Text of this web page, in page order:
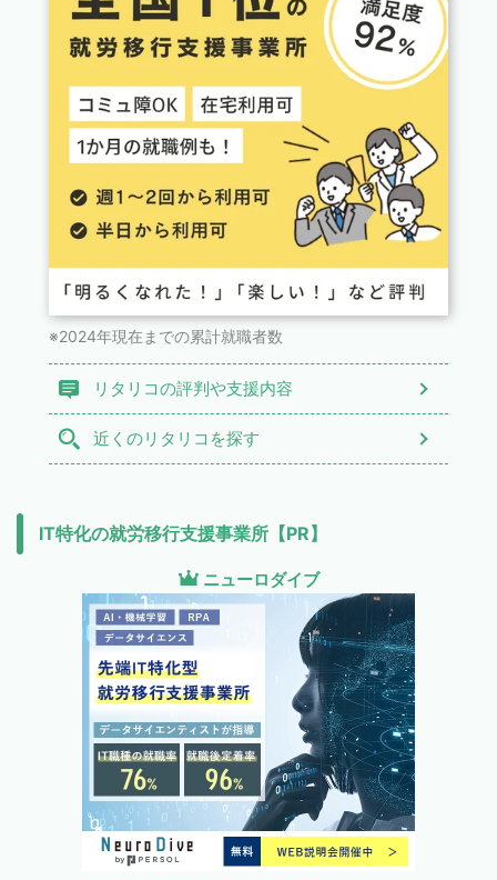
※2024年現在までの累計就職者数
リタリコの評判や支援内容
近くのリタリコを探す
IT特化の就労移行支援事業所【PR】
ニューロダイブ